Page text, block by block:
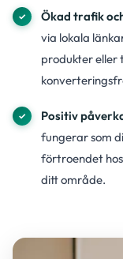
Ökad trafik
via lokala
produkter eller
Positiv
fungerar som
förtroendet
ditt område.